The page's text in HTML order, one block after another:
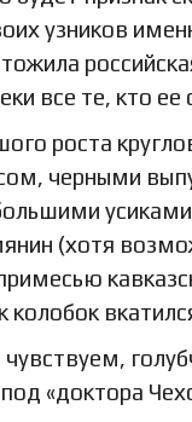
узников
все те, кто ее
роста
черными
(хотя
колобок
«доктора